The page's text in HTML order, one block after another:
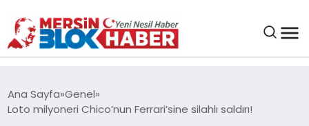
SAĞLIK
Ana Sayfa Genel
Loto milyoneri Chico’nun Ferrari’sine silahlı saldırı!